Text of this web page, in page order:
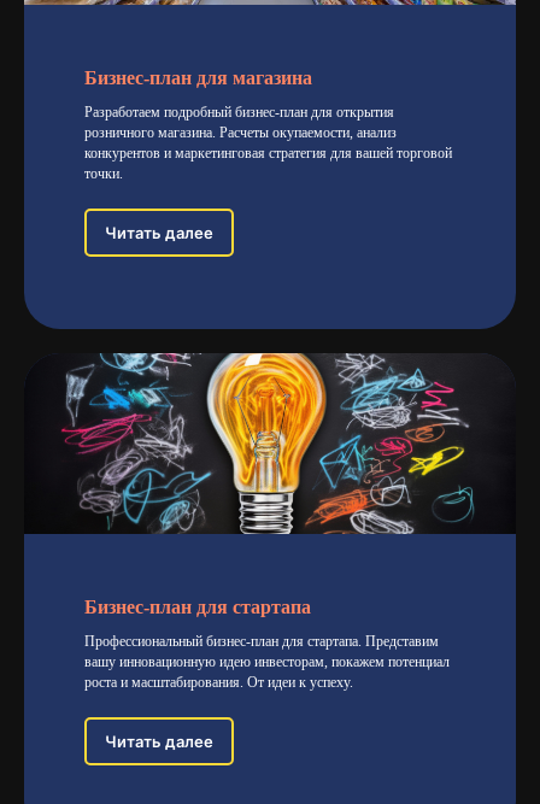
Бизнес-план для магазина
Разработаем подробный бизнес-план для открытия
розничного магазина. Расчеты окупаемости, анализ
конкурентов и маркетинговая стратегия для вашей торговой
точки.
Читать далее
Бизнес-план для стартапа
Профессиональный бизнес-план для стартапа. Представим
вашу инновационную идею инвесторам, покажем потенциал
роста и масштабирования. От идеи к успеху.
Читать далее
ОГРНИП 307270312700022
ИНН: 270300793953
Политика конфиденциальности